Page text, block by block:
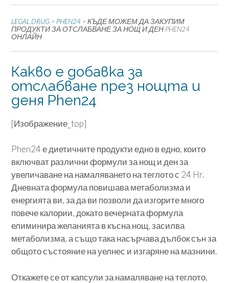
LEGAL DRUG > PHEN24 >КЪДЕ МОЖЕМ ДА ЗАКУПИМ
ПРОДУКТИ ЗА ОТСЛАБВАНЕ ЗА НОЩ И ДЕН PHEN24
ОНЛАЙН
Какво е добавка за
отслабване през нощта и
деня Phen24
[Изображение_top]
Phen24 е диетичните продукти едно в едно, които
включват различни формули за нощ и ден за
увеличаване на намаляването на теглото с 24 Hr.
Дневната формула повишава метаболизма и
енергията ви, за да ви позволи да изгорите много
повече калории, докато вечерната формула
елиминира желанията в късна нощ, засилва
метаболизма, а също така насърчава дълбок сън за
общото състояние на уелнес и изгаряне на мазнини.
Откажете се от капсули за намаляване на теглото,